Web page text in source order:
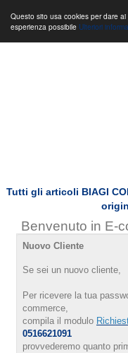
Questo sito usa cookies per dare
esperienza possibile Ulteriori
Toggle
navigation
Biagi
Tutti gli articoli BIAGI
Benvenuto in E-
Nuovo Cliente
Se sei un nuovo cliente,
Per ricevere la tua
commerce,
compila il modulo
0516621091
provvederemo quanto